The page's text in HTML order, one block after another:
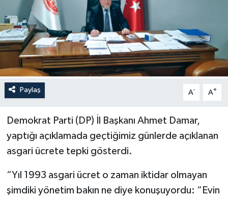
Paylaş A- A+
Demokrat Parti (DP) İl Başkanı Ahmet Damar,
yaptığı açıklamada geçtiğimiz günlerde açıklanan
asgari ücrete tepki gösterdi.
“Yıl 1993 asgari ücret o zaman iktidar olmayan
şimdiki yönetim bakın ne diye konuşuyordu: “Evin
OTOPARK
TEKNOLOJİ